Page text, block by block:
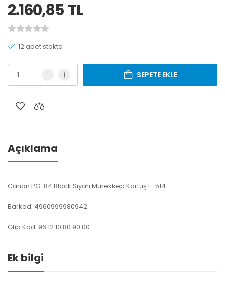
2.160,85 TL
12 adet stokta
SEPETE EKLE
Açıklama
Canon PG-84 Black Siyah Mürekkep Kartuş E-514
Barkod: 4960999980942
Gtip Kod: 96.12.10.80.90.00
Ek bilgi